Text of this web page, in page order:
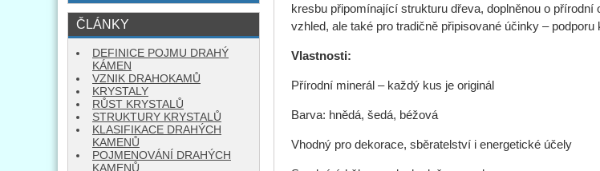
kresbu připomínající strukturu dřeva, doplněnou o
vzhled, ale také pro tradičně připisované účinky –
Vlastnosti:
Přírodní minerál – každý kus je originál
Barva: hnědá, šedá, béžová
Vhodný pro dekorace, sběratelství i energetické účely
ČLÁNKY
DEFINICE POJMU DRAHÝ
KÁMEN
VZNIK DRAHOKAMŮ
KRYSTALY
RŮST KRYSTALŮ
STRUKTURY KRYSTALŮ
KLASIFIKACE DRAHÝCH
KAMENŮ
POJMENOVÁNÍ DRAHÝCH
KAMENŮ